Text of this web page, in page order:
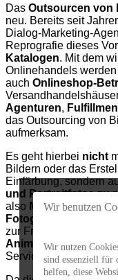
Das Outsourcen von
neu. Bereits seit
Dialog-Marketing-
Reprografie dieses
Katalogen. Mit dem
Onlinehandels
auch Onlineshop-
Agenturen,
das Outsourcing von
aufmerksam.
Es geht hierbei nicht
Bildern oder das
Einfärbung, sondern
und Portraitfotos zu
also
Fotografie
werden
zur Freistellung
Animation,
Servicebaustein der
Wir benutzen
Wir nutzen
sind essenziell für
helfen, diese